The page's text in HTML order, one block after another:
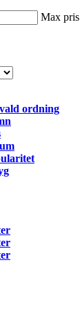
Max pris
ordning